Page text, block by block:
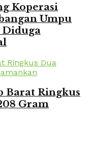
Koperasi
Umpu
Diduga
Barat Ringkus
Gram